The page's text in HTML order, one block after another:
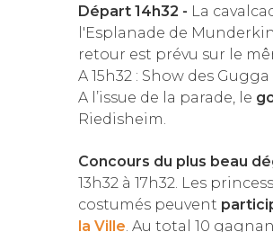
Départ 14h32 - La
l'Esplanade de
retour est prévu sur le
A 15h32 : Show des
A l’issue de la parade, le
Riedisheim.
Concours du plus beau
13h32 à 17h32. Les
costumés peuvent
la Ville . Au total 10